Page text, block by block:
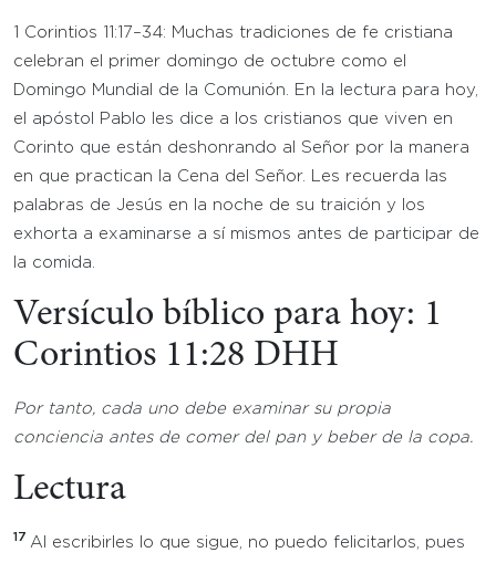
1 Corintios 11:17–34: Muchas tradiciones de fe cristiana
celebran el primer domingo de octubre como el
Domingo Mundial de la Comunión. En la lectura para hoy,
el apóstol Pablo les dice a los cristianos que viven en
Corinto que están deshonrando al Señor por la manera
en que practican la Cena del Señor. Les recuerda las
palabras de Jesús en la noche de su traición y los
exhorta a examinarse a sí mismos antes de participar de
la comida.
Versículo bíblico para hoy: 1
Corintios 11:28 DHH
Por tanto, cada uno debe examinar su propia
conciencia antes de comer del pan y beber de la copa.
Lectura
17 Al escribirles lo que sigue, no puedo felicitarlos, pues